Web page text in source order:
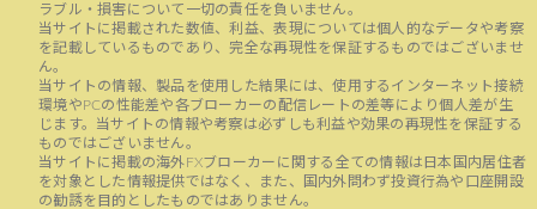
ラブル・損害について一切の責任を負いません。
当サイトに掲載された数値、利益、表現については個人的なデータや考察
を記載しているものであり、完全な再現性を保証するものではございませ
ん。
当サイトの情報、製品を使用した結果には、使用するインターネット接続
環境やPCの性能差や各ブローカーの配信レートの差等により個人差が生
じます。当サイトの情報や考察は必ずしも利益や効果の再現性を保証する
ものではございません。
当サイトに掲載の海外FXブローカーに関する全ての情報は日本国内居住者
を対象とした情報提供ではなく、また、国内外問わず投資行為や口座開設
の勧誘を目的としたものではありません。